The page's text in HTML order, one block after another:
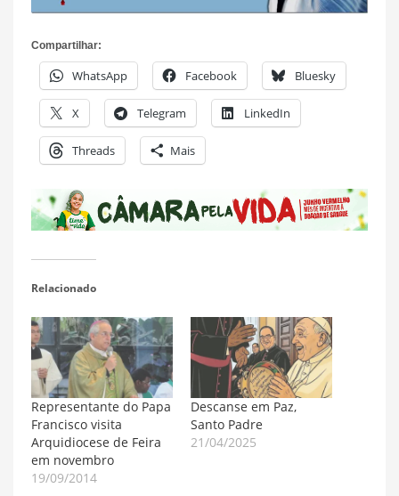
Compartilhar:
WhatsApp Facebook Bluesky
X Telegram LinkedIn
Threads Mais
Relacionado
Representante do Papa
Francisco visita
Arquidiocese de Feira
em novembro
19/09/2014
Descanse em Paz,
Santo Padre
21/04/2025